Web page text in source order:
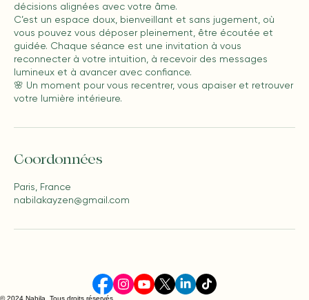
décisions alignées avec votre âme.
C’est un espace doux, bienveillant et sans jugement, où
vous pouvez vous déposer pleinement, être écoutée et
guidée. Chaque séance est une invitation à vous
reconnecter à votre intuition, à recevoir des messages
lumineux et à avancer avec confiance.
🌸 Un moment pour vous recentrer, vous apaiser et retrouver
votre lumière intérieure.
Coordonnées
Paris, France
nabilakayzen@gmail.com
© 2024 Nabila. Tous droits réservés.